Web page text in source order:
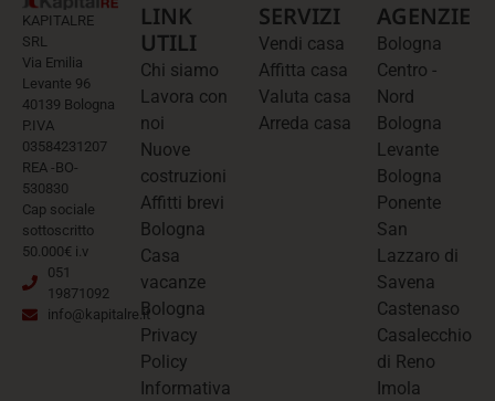
KAPITALRE
SRL
Via Emilia
Levante 96
40139 Bologna
P.IVA
03584231207
REA -BO-
530830
Cap sociale
sottoscritto
50.000€ i.v
051
19871092
info@kapitalre.it
LINK
UTILI
Chi siamo
Lavora con
noi
Nuove
costruzioni
Affitti brevi
Bologna
Casa
vacanze
Bologna
Privacy
Policy
Informativa
SERVIZI
Vendi casa
Affitta casa
Valuta casa
Arreda casa
AGENZIE
Bologna
Centro -
Nord
Bologna
Levante
Bologna
Ponente
San
Lazzaro di
Savena
Castenaso
Casalecchio
di Reno
Imola